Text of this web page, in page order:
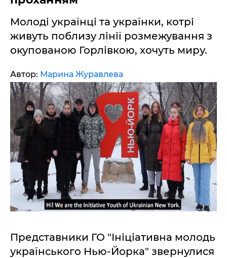
Молоді українці та українки, котрі
живуть поблизу лінії розмежування з
окупованою Горлівкою, хочуть миру.
Автор: Марина Журавлева
Представники ГО "Ініціативна молодь
українського Нью-Йорка" звернулися